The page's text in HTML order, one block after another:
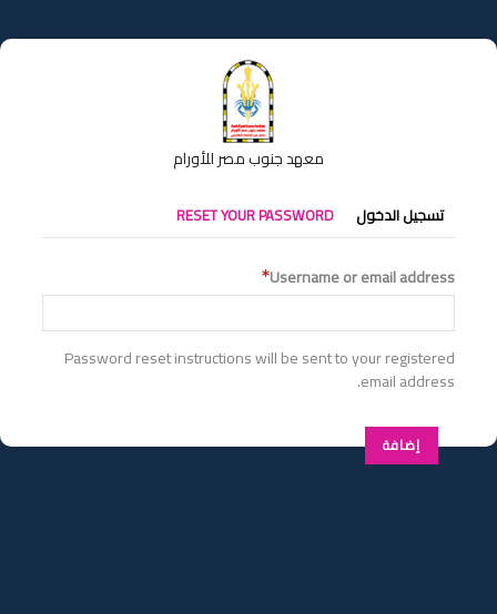
إلى
المحتوى
معهد جنوب مصر للأورام
التبويبات
الأساسية
تسجيل الدخول RESET YOUR PASSWORD
Username or email address
Password reset instructions will be sent to your registered
email address.